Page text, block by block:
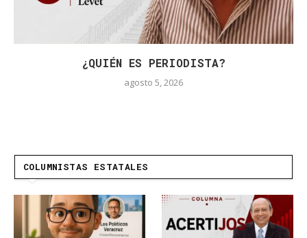
¿QUIÉN ES PERIODISTA?
agosto 5, 2026
COLUMNISTAS ESTATALES